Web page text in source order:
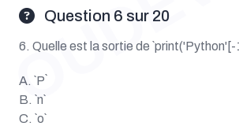
Question 6 sur 20
6. Quelle est la sortie de `print('Python'[-
A. `P`
B. `n`
C. `o`